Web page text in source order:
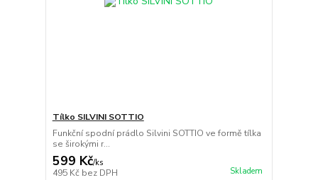
Tílko SILVINI SOTTIO
Funkční spodní prádlo Silvini SOTTIO ve formě tílka
se širokými r...
599 Kč/ks
495 Kč bez DPH Skladem